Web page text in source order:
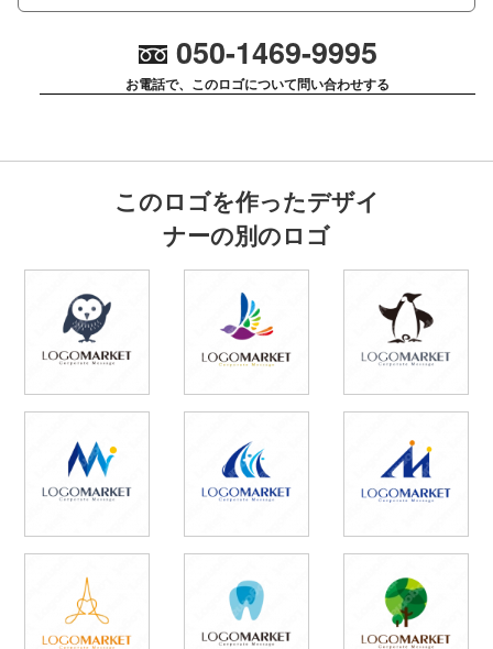
050-1469-9995
お電話で、このロゴについて問い合わせする
このロゴを作ったデザイ
ナーの別のロゴ